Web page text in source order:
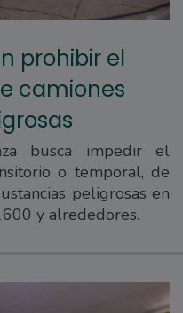
prohibir el
camiones
busca impedir el
o temporal, de
peligrosas en
y alrededores.